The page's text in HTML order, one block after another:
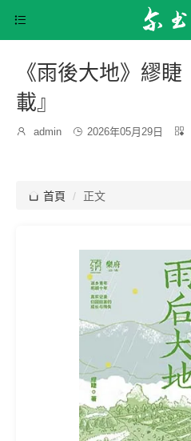

《雨後大地》繆
載』

博
admin  發
2026年05月29日 
 首頁 正文